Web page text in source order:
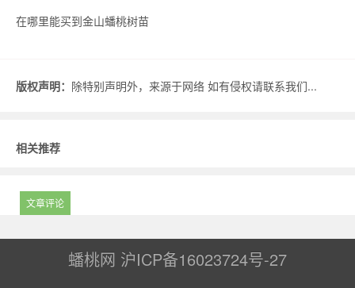
在哪里能买到金山蟠桃树苗
版权声明： 除特别声明外，来源于网络 如有侵权请联系我们...
相关推荐
文章评论
蟠桃网 沪ICP备16023724号-27